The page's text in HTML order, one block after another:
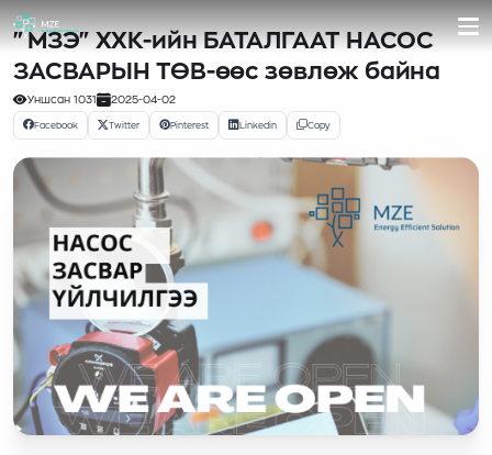
"МЗЭ" ХХК-ийн БАТАЛГААТ НАСОС
ЗАСВАРЫН ТӨВ-өөс зөвлөж байна
Уншсан 1031 2025-04-02
Facebook Twitter Pinterest Linkedin Copy